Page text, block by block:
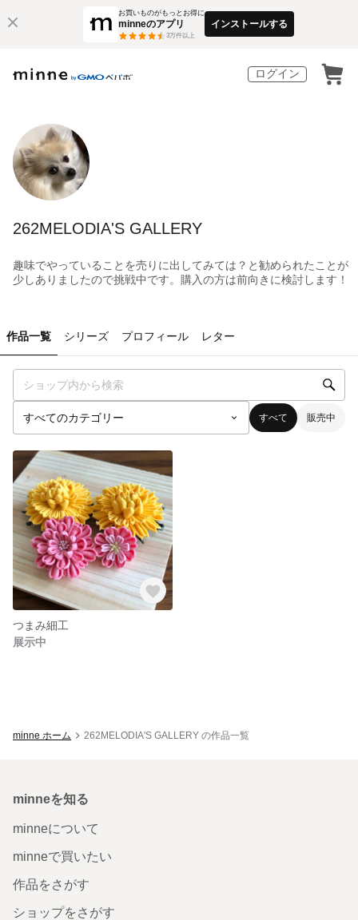
お買いものがもっとお得に
minneのアプリ
3万件以上
インストールする
ログイン
262MELODIA'S GALLERY
趣味でやっていることを売りに出してみては？と勧められたことが
少しありましたので挑戦中です。購入の方は前向きに検討します！
作品一覧 シリーズ プロフィール レター
すべて 販売中
つまみ細工
展示中
minne ホーム 262MELODIA'S GALLERY の作品一覧
minneを知る
minneについて
minneで買いたい
作品をさがす
ショップをさがす